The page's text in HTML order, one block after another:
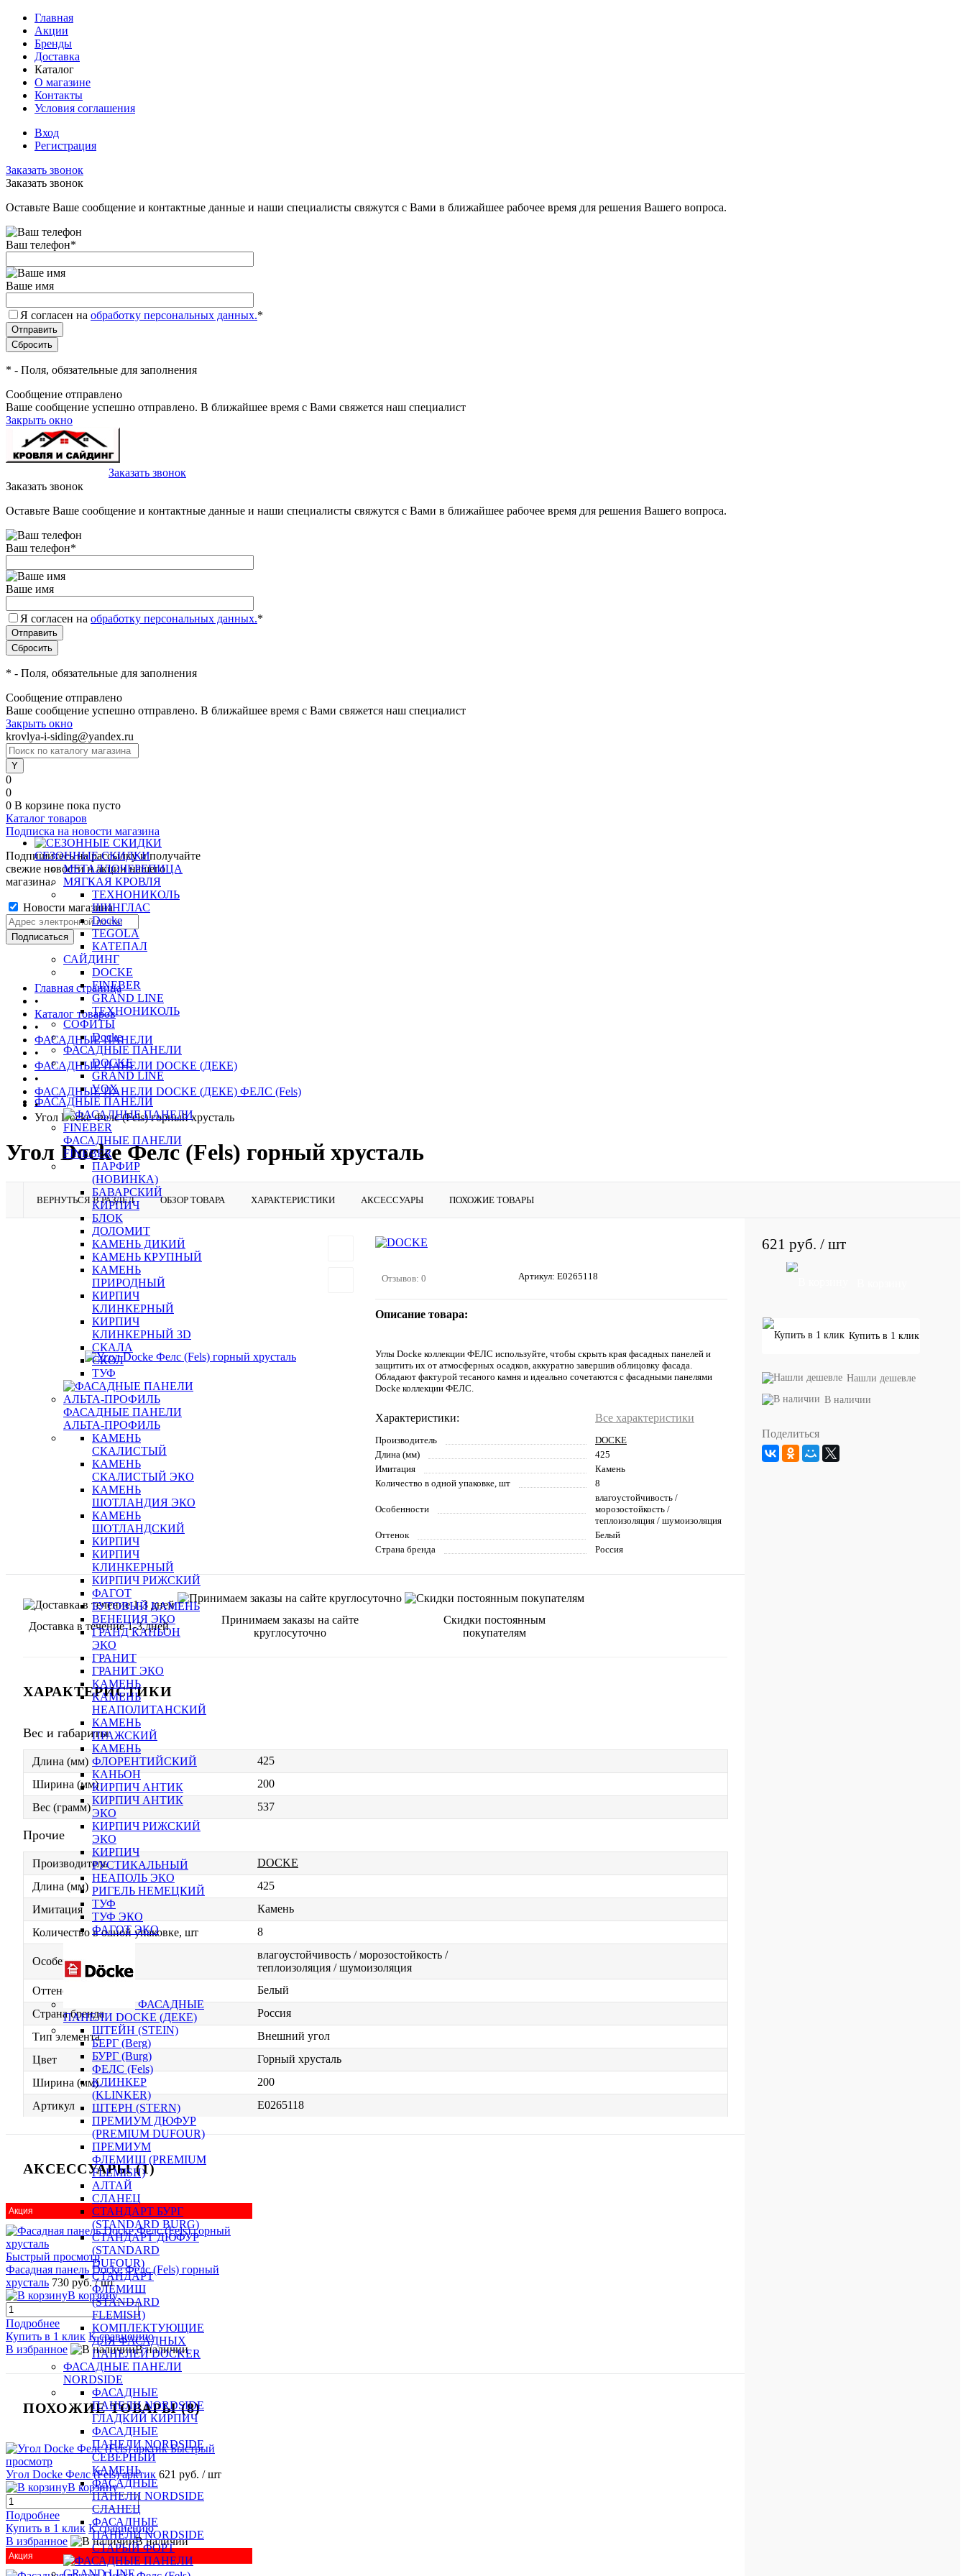
Главная
Акции
Бренды
Доставка
Каталог
О магазине
Контакты
Условия соглашения
Вход
Регистрация
Заказать звонок
Заказать звонок
Оставьте Ваше сообщение и контактные данные и наши специалисты свяжутся с Вами в ближайшее рабочее время для решения Вашего вопроса.
Ваш телефон*
Ваше имя
Я согласен на обработку персональных данных.*
* - Поля, обязательные для заполнения
Сообщение отправлено
Ваше сообщение успешно отправлено. В ближайшее время с Вами свяжется наш специалист
Закрыть окно
Заказать звонок
Заказать звонок
Оставьте Ваше сообщение и контактные данные и наши специалисты свяжутся с Вами в ближайшее рабочее время для решения Вашего вопроса.
Ваш телефон*
Ваше имя
Я согласен на обработку персональных данных.*
* - Поля, обязательные для заполнения
Сообщение отправлено
Ваше сообщение успешно отправлено. В ближайшее время с Вами свяжется наш специалист
Закрыть окно
krovlya-i-siding@yandex.ru
0
0
0 В корзине пока пусто
Каталог товаров
СЕЗОННЫЕ СКИДКИ
МЕТАЛЛОЧЕРЕПИЦА
МЯГКАЯ КРОВЛЯ
ТЕХНОНИКОЛЬ
ШИНГЛАС
Docke
TEGOLA
КАТЕПАЛ
САЙДИНГ
DOCKE
FINEBER
GRAND LINE
ТЕХНОНИКОЛЬ
СОФИТЫ
Docke
ФАСАДНЫЕ ПАНЕЛИ
DOCKE
GRAND LINE
VOX
ФАСАДНЫЕ ПАНЕЛИ
ФАСАДНЫЕ ПАНЕЛИ
FINEBER
ПАРФИР
(НОВИНКА)
БАВАРСКИЙ
КИРПИЧ
БЛОК
ДОЛОМИТ
КАМЕНЬ ДИКИЙ
КАМЕНЬ КРУПНЫЙ
КАМЕНЬ
ПРИРОДНЫЙ
КИРПИЧ
КЛИНКЕРНЫЙ
КИРПИЧ
КЛИНКЕРНЫЙ 3D
СКАЛА
СКОЛ
ТУФ
ФАСАДНЫЕ ПАНЕЛИ
АЛЬТА-ПРОФИЛЬ
КАМЕНЬ
СКАЛИСТЫЙ
КАМЕНЬ
СКАЛИСТЫЙ ЭКО
КАМЕНЬ
ШОТЛАНДИЯ ЭКО
КАМЕНЬ
ШОТЛАНДСКИЙ
КИРПИЧ
КИРПИЧ
КЛИНКЕРНЫЙ
КИРПИЧ РИЖСКИЙ
ФАГОТ
БУТОВЫЙ КАМЕНЬ
ВЕНЕЦИЯ ЭКО
ГРАНД КАНЬОН
ЭКО
ГРАНИТ
ГРАНИТ ЭКО
КАМЕНЬ
КАМЕНЬ
НЕАПОЛИТАНСКИЙ
КАМЕНЬ
ПРАЖСКИЙ
КАМЕНЬ
ФЛОРЕНТИЙСКИЙ
КАНЬОН
КИРПИЧ АНТИК
КИРПИЧ АНТИК
ЭКО
КИРПИЧ РИЖСКИЙ
ЭКО
КИРПИЧ
РУСТИКАЛЬНЫЙ
НЕАПОЛЬ ЭКО
РИГЕЛЬ НЕМЕЦКИЙ
ТУФ
ТУФ ЭКО
ФАГОТ ЭКО
ФАСАДНЫЕ
ПАНЕЛИ DOCKE (ДЕКЕ)
ШТЕЙН (STEIN)
БЕРГ (Berg)
БУРГ (Burg)
ФЕЛС (Fels)
КЛИНКЕР
(KLINKER)
ШТЕРН (STERN)
ПРЕМИУМ ДЮФУР
(PREMIUM DUFOUR)
ПРЕМИУМ
ФЛЕМИШ (PREMIUM
FLEMISH)
АЛТАЙ
СЛАНЕЦ
СТАНДАРТ БУРГ
(STANDARD BURG)
СТАНДАРТ ДЮФУР
(STANDARD
DUFOUR)
СТАНДАРТ
ФЛЕМИШ
(STANDARD
FLEMISH)
КОМПЛЕКТУЮЩИЕ
ДЛЯ ФАСАДНЫХ
ПАНЕЛЕЙ DOCKER
ФАСАДНЫЕ ПАНЕЛИ
NORDSIDE
ФАСАДНЫЕ
ПАНЕЛИ NORDSIDE
ГЛАДКИЙ КИРПИЧ
ФАСАДНЫЕ
ПАНЕЛИ NORDSIDE
СЕВЕРНЫЙ
КАМЕНЬ
ФАСАДНЫЕ
ПАНЕЛИ NORDSIDE
СЛАНЕЦ
ФАСАДНЫЕ
ПАНЕЛИ NORDSIDE
СТАРЫЙ ФОРТ
Подписка на новости магазина
Подпишитесь на рассылку и получайте
свежие новости и акции нашего
магазина.
Новости магазина
Главная страница
•
Каталог товаров
•
ФАСАДНЫЕ ПАНЕЛИ
•
ФАСАДНЫЕ ПАНЕЛИ DOCKE (ДЕКЕ)
•
ФАСАДНЫЕ ПАНЕЛИ DOCKE (ДЕКЕ) ФЕЛС (Fels)
•
Угол Docke Фелс (Fels) горный хрусталь
Угол Docke Фелс (Fels) горный хрусталь
ВЕРНУТЬСЯ В РАЗДЕЛ ОБЗОР ТОВАРА ХАРАКТЕРИСТИКИ АКСЕССУАРЫ ПОХОЖИЕ ТОВАРЫ
Отзывов: 0 Артикул: E0265118
Описание товара:
Углы Docke коллекции ФЕЛС используйте, чтобы скрыть края фасадных панелей и
защитить их от атмосферных осадков, аккуратно завершив облицовку фасада.
Обладают фактурой тесаного камня и идеально сочетаются с фасадными панелями
Docke коллекции ФЕЛС.
Характеристики: Все характеристики
Производитель
DOCKE
Длина (мм)
425
Имитация
Камень
Количество в одной упаковке, шт
8
Особенности
влагоустойчивость /
морозостойкость /
теплоизоляция / шумоизоляция
Оттенок
Белый
Страна бренда
Россия
Доставка в течение 1-3 дней
Принимаем заказы на сайте
круглосуточно
Скидки постоянным
покупателям
ХАРАКТЕРИСТИКИ
Вес и габариты
Длина (мм)
425
Ширина (мм)
200
Вес (грамм)
537
Прочие
Производитель
DOCKE
Длина (мм)
425
Имитация
Камень
Количество в одной упаковке, шт
8
Особенности
влагоустойчивость / морозостойкость /
теплоизоляция / шумоизоляция
Оттенок
Белый
Страна бренда
Россия
Тип элемента
Внешний угол
Цвет
Горный хрусталь
Ширина (мм)
200
Артикул
E0265118
АКСЕССУАРЫ (1)
Акция
Быстрый просмотр
Фасадная панель Docke Фелс (Fels) горный
хрусталь 730 руб./ шт
В корзину
Подробнее
Купить в 1 клик К сравнению
В избранное
В наличии
ПОХОЖИЕ ТОВАРЫ (8)
Быстрый
просмотр
Угол Docke Фелс (Fels) арктик 621 руб. / шт
В корзину
Подробнее
Купить в 1 клик К сравнению
В избранное
В наличии
Акция
621 руб. / шт
Купить в 1 клик
Нашли дешевле
В наличии
Поделиться